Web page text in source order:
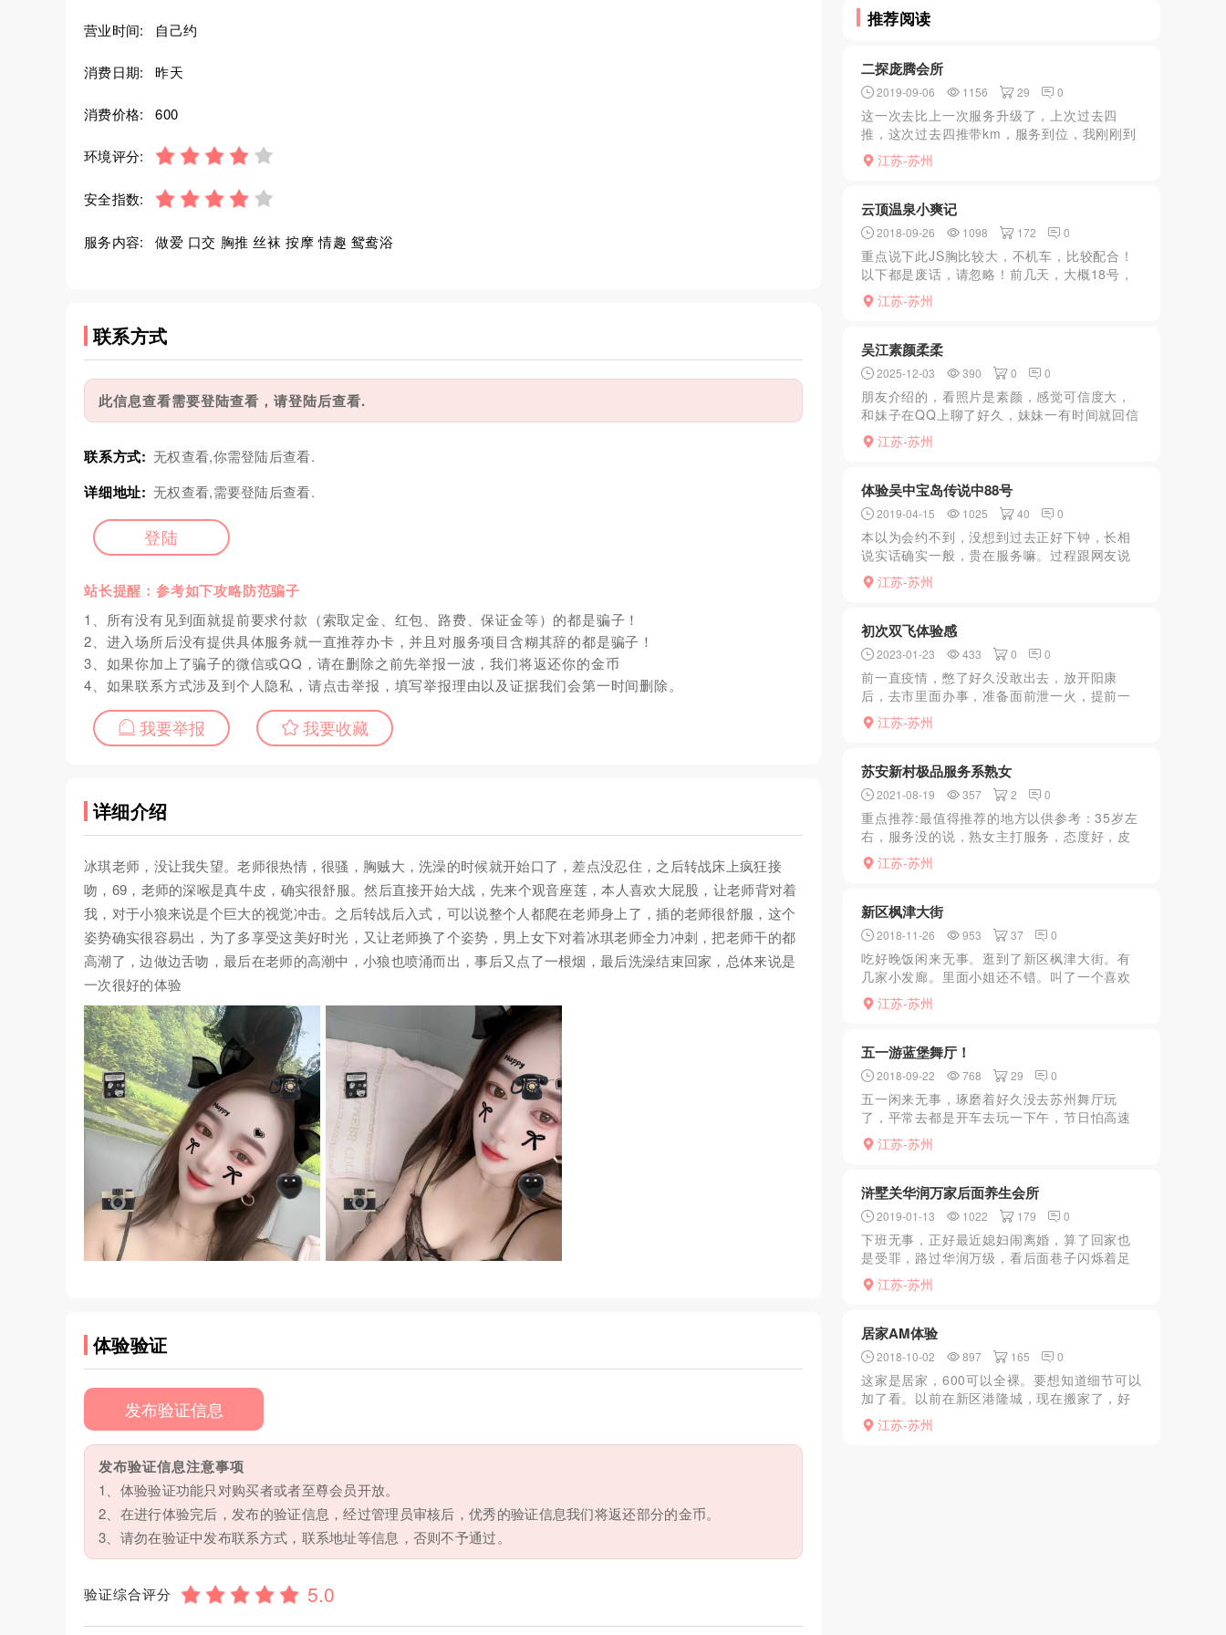
营业时间: 自己约
消费日期: 昨天
消费价格: 600
环境评分:
安全指数:
服务内容: 做爱 口交 胸推 丝袜 按摩 情趣 鸳鸯浴
联系方式
此信息查看需要登陆查看，请登陆后查看.
联系方式: 无权查看,你需登陆后查看.
详细地址: 无权查看,需要登陆后查看.
登陆
站长提醒：参考如下攻略防范骗子
1、所有没有见到面就提前要求付款（索取定金、红包、路费、保证金等）的都是骗子！
2、进入场所后没有提供具体服务就一直推荐办卡，并且对服务项目含糊其辞的都是骗子！
3、如果你加上了骗子的微信或QQ，请在删除之前先举报一波，我们将返还你的金币
4、如果联系方式涉及到个人隐私，请点击举报，填写举报理由以及证据我们会第一时间删除。
我要举报 我要收藏
详细介绍
冰琪老师，没让我失望。老师很热情，很骚，胸贼大，洗澡的时候就开始口了，差点没忍住，之后转战床上疯狂接
吻，69，老师的深喉是真牛皮，确实很舒服。然后直接开始大战，先来个观音座莲，本人喜欢大屁股，让老师背对着
我，对于小狼来说是个巨大的视觉冲击。之后转战后入式，可以说整个人都爬在老师身上了，插的老师很舒服，这个
姿势确实很容易出，为了多享受这美好时光，又让老师换了个姿势，男上女下对着冰琪老师全力冲刺，把老师干的都
高潮了，边做边舌吻，最后在老师的高潮中，小狼也喷涌而出，事后又点了一根烟，最后洗澡结束回家，总体来说是
一次很好的体验
体验验证
发布验证信息
发布验证信息注意事项
1、体验验证功能只对购买者或者至尊会员开放。
2、在进行体验完后，发布的验证信息，经过管理员审核后，优秀的验证信息我们将返还部分的金币。
3、请勿在验证中发布联系方式，联系地址等信息，否则不予通过。
验证综合评分
推荐阅读
二探庞腾会所
2019-09-06 1156 29 0
这一次去比上一次服务升级了，上次过去四
推，这次过去四推带km，服务到位，我刚刚到
店前台就推荐2号给我他说新人刚刚到服务不错
叫我体验一下果然真的没有让我失望，非常满
江苏-苏州
云顶温泉小爽记
2018-09-26 1098 172 0
重点说下此JS胸比较大，不机车，比较配合！
以下都是废话，请忽略！前几天，大概18号，
白天出门工作，因为有点工件需要加工下，开
车出去寻了几家，报价不爽，特别是最后一
江苏-苏州
吴江素颜柔柔
2025-12-03 390 0 0
朋友介绍的，看照片是素颜，感觉可信度大，
和妹子在QQ上聊了好久，妹妹一有时间就回信
息，聊了一个多星期，妹子也没有厌烦，感觉
妹子也不容易，就约了上个星期天下午去来了
江苏-苏州
体验吴中宝岛传说中88号
2019-04-15 1025 40 0
本以为会约不到，没想到过去正好下钟，长相
说实话确实一般，贵在服务嘛。过程跟网友说
的一样，最爽的还是dl，然后舔蛋蛋，s完之后
还会温存一下，缺点就是场子设备太差，床上
江苏-苏州
初次双飞体验感
2023-01-23 433 0 0
前一直疫情，憋了好久没敢出去，放开阳康
后，去市里面办事，准备面前泄一火，提前一
天联系了万达猪妹，说上午到，第二天一早9点
多完事再联系，居然要排到12点多了，这哪等
江苏-苏州
苏安新村极品服务系熟女
2021-08-19 357 2 0
重点推荐:最值得推荐的地方以供参考：35岁左
右，服务没的说，熟女主打服务，态度好，皮
肤白、滑，胸大，喜欢服务和熟女的可以去体
验一下 以前在店里也一直找，现在租的房子，
江苏-苏州
新区枫津大街
2018-11-26 953 37 0
吃好晚饭闲来无事。逛到了新区枫津大街。有
几家小发廊。里面小姐还不错。叫了一个喜欢
的类型。上楼。还算主动的。脱衣。口了会直
接坐上了开干。很会叫。下楼交钱走人。整体
江苏-苏州
五一游蓝堡舞厅！
2018-09-22 768 29 0
五一闲来无事，琢磨着好久没去苏州舞厅玩
了，平常去都是开车去玩一下午，节日怕高速
堵车，索性20元火车票，15分钟后已到苏州
（感谢刘志军，虽然这货贪了不少）出火车
江苏-苏州
浒墅关华润万家后面养生会所
2019-01-13 1022 179 0
下班无事，正好最近媳妇闹离婚，算了回家也
是受罪，路过华润万级，看后面巷子闪烁着足
浴按摩，随即走入，大厅四五个小妹坐着，挑
了一个看起来年轻的，年龄大概也就30多！上
江苏-苏州
居家AM体验
2018-10-02 897 165 0
这家是居家，600可以全裸。要想知道细节可以
加了看。以前在新区港隆城，现在搬家了，好
像是去园区了。地方很安全，也有情趣。妹子
最近有新人来了。总体感觉如果喜欢居家的话
江苏-苏州